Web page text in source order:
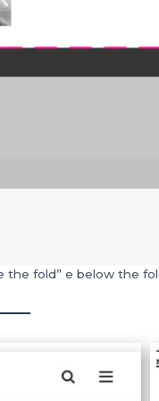
the fold” e below the